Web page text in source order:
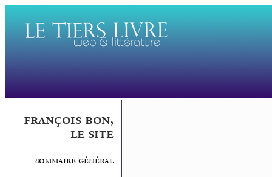
françois bon,
le site
sommaire général